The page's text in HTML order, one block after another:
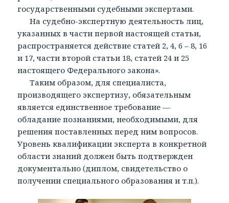
государственными судебными экспертами.
На судебно-экспертную деятельность лиц,
указанных в части первой настоящей статьи,
распространяется действие статей 2, 4, 6 – 8, 16
и 17, части второй статьи 18, статей 24 и 25
настоящего Федерального закона».
Таким образом, для специалиста,
производящего экспертизу, обязательным
является единственное требование —
обладание познаниями, необходимыми, для
решения поставленных перед ним вопросов.
Уровень квалификации эксперта в конкретной
области знаний должен быть подтвержден
документально (диплом, свидетельство о
получении специального образования и т.п.).